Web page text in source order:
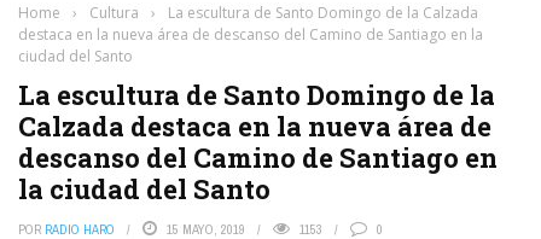
Home › Cultura ›
La escultura de Santo Domingo de la Calzada
destaca en la nueva área de descanso del Camino de Santiago en la
ciudad del Santo
La escultura de Santo Domingo de la
Calzada destaca en la nueva área de
descanso del Camino de Santiago en
la ciudad del Santo
POR RADIO HARO 15 MAYO, 2019 1153 0